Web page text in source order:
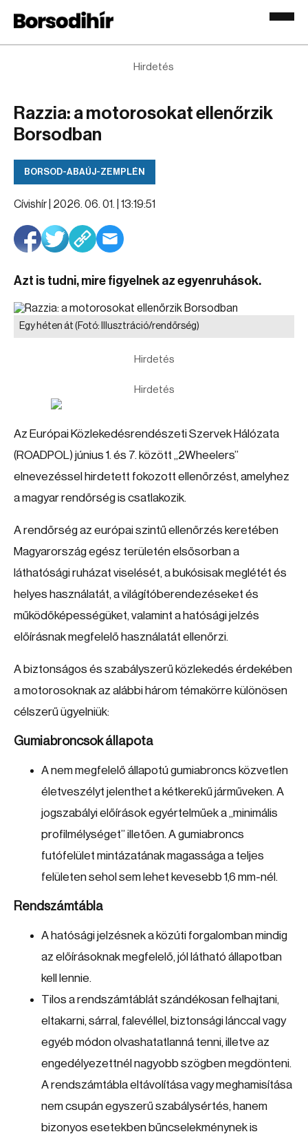
Hirdetés
Razzia: a motorosokat ellenőrzik
Borsodban
BORSOD-ABAÚJ-ZEMPLÉN
Cívishír | 2026. 06. 01. | 13:19:51
Azt is tudni, mire figyelnek az egyenruhások.
Egy héten át (Fotó: Illusztráció/rendőrség)
Hirdetés
Hirdetés
Az Európai Közlekedésrendészeti Szervek Hálózata
(ROADPOL) június 1. és 7. között „2Wheelers”
elnevezéssel hirdetett fokozott ellenőrzést, amelyhez
a magyar rendőrség is csatlakozik.
A rendőrség az európai szintű ellenőrzés keretében
Magyarország egész területén elsősorban a
láthatósági ruházat viselését, a bukósisak meglétét és
helyes használatát, a világítóberendezéseket és
működőképességüket, valamint a hatósági jelzés
előírásnak megfelelő használatát ellenőrzi.
A biztonságos és szabályszerű közlekedés érdekében
a motorosoknak az alábbi három témakörre különösen
célszerű ügyelniük:
Gumiabroncsok állapota
A nem megfelelő állapotú gumiabroncs közvetlen
életveszélyt jelenthet a kétkerekű járműveken. A
jogszabályi előírások egyértelműek a „minimális
profilmélységet” illetően. A gumiabroncs
futófelület mintázatának magassága a teljes
felületen sehol sem lehet kevesebb 1,6 mm-nél.
Rendszámtábla
A hatósági jelzésnek a közúti forgalomban mindig
az előírásoknak megfelelő, jól látható állapotban
kell lennie.
Tilos a rendszámtáblát szándékosan felhajtani,
eltakarni, sárral, falevéllel, biztonsági lánccal vagy
egyéb módon olvashatatlanná tenni, illetve az
engedélyezettnél nagyobb szögben megdönteni.
A rendszámtábla eltávolítása vagy meghamisítása
nem csupán egyszerű szabálysértés, hanem
bizonyos esetekben bűncselekménynek is